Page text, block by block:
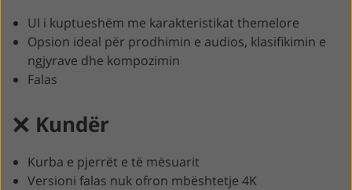
UI i kuptueshëm me karakteristikat themelore
Opsion ideal për prodhimin e audios, klasifikimin e
ngjyrave dhe kompozimin
Falas
Kundër
Kurba e pjerrët e të mësuarit
Versioni falas nuk ofron mbështetje 4K